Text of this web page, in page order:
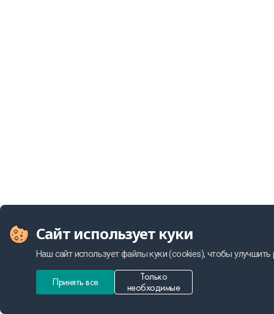
Сайт использует куки
Наш сайт использует файлы куки (cookies), чтобы
Принять все
Только
необходимые